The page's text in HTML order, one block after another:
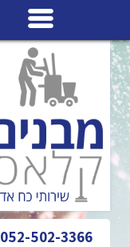
052-502-3366